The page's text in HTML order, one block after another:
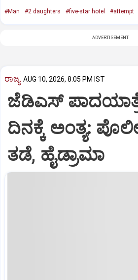
#Man #2 daughters #five-star hotel #attempt
ADVERTISEMENT
ರಾಜ್ಯ AUG 10, 2026, 8:05 PM IST
ಜೆಡಿಎಸ್‌
ದಿನಕ್ಕೆ ಅಂತ್ಯ:
ತಡೆ, ಹೈಡ್ರಾಮಾ